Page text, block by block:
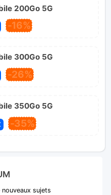
200Go 5G
-16%
300Go 5G
-26%
350Go 5G
-35%
sujets